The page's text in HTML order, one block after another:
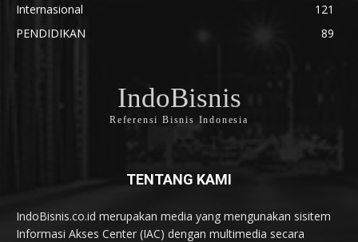
Internasional
121
PENDIDIKAN
89
IndoBisnis
Referensi Bisnis Indonesia
TENTANG KAMI
IndoBisnis.co.id merupakan media yang mengunakan sisitem
Informasi Akses Center (IAC) dengan multimedia secara